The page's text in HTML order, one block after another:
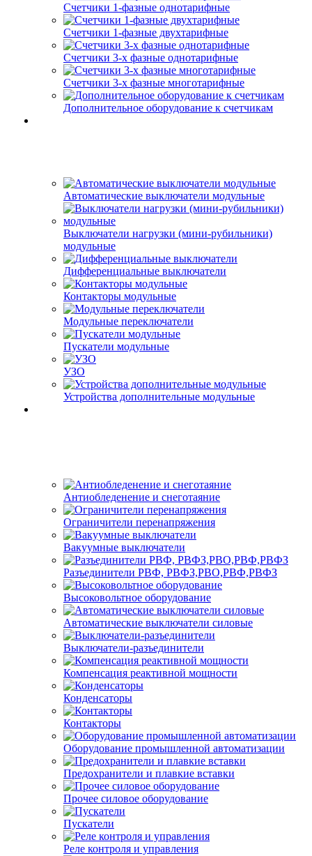
Счетчики 1-фазные однотарифные
Счетчики 1-фазные двухтарифные
Счетчики 3-х фазные однотарифные
Счетчики 3-х фазные многотарифные
Дополнительное оборудование к счетчикам
Автоматические выключатели модульные
Выключатели нагрузки (мини-рубильники)
модульные
Дифференциальные выключатели
Контакторы модульные
Модульные переключатели
Пускатели модульные
УЗО
Устройства дополнительные модульные
Антиобледенение и снеготаяние
Ограничители перенапряжения
Вакуумные выключатели
Разъединители РВФ, РВФЗ,РВО,РВФ,РВФЗ
Высоковольтное оборудование
Автоматические выключатели cиловые
Выключатели-разъединители
Компенсация реактивной мощности
Конденсаторы
Контакторы
Оборудование промышленной автоматизации
Предохранители и плавкие вставки
Прочее силовое оборудование
Пускатели
Реле контроля и управления